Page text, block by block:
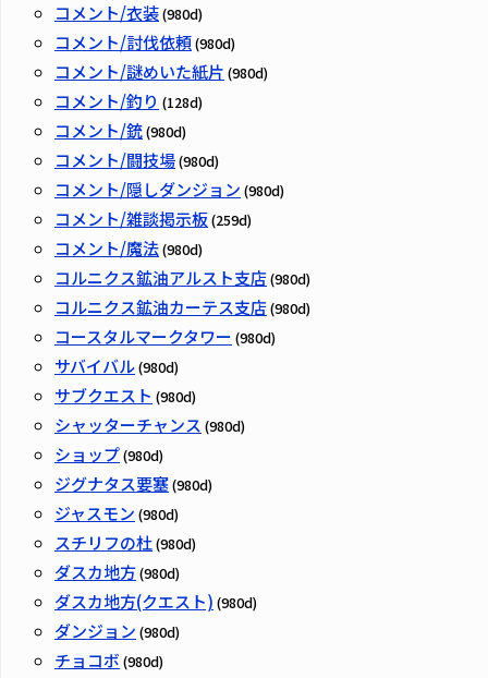
コメント/衣装(980d)
コメント/討伐依頼(980d)
コメント/謎めいた紙片 (980d)
コメント/釣り (128d)
コメント/銃(980d)
コメント/闘技場(980d)
コメント/隠しダンジョン (980d)
コメント/雑談掲示板(259d)
コメント/魔法(980d)
コルニクス鉱油アルスト支店(980d)
コルニクス鉱油カーテス支店(980d)
コースタルマークタワー (980d)
サバイバル(980d)
サブクエスト (980d)
シャッターチャンス (980d)
ショップ(980d)
ジグナタス要塞(980d)
ジャスモン (980d)
スチリフの杜(980d)
ダスカ地方(980d)
ダスカ地方(クエスト) (980d)
ダンジョン (980d)
チョコボ (980d)